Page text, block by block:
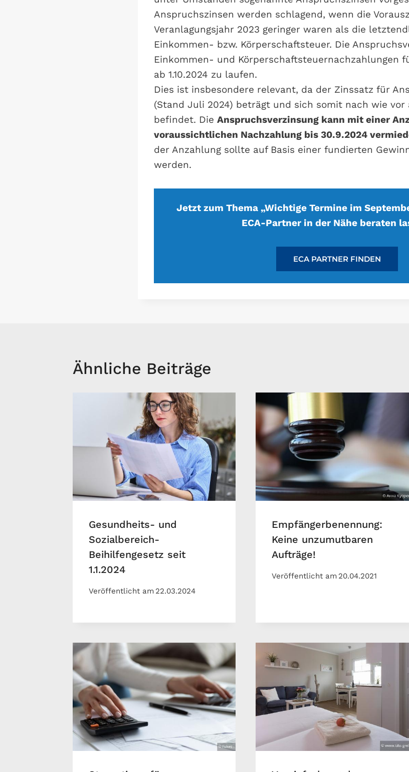
Anspruchszinsen werden schlagend, wenn die
Veranlagungsjahr 2023 geringer waren als die
Einkommen- bzw. Körperschaftsteuer. Die
Einkommen- und Körperschaftsteuernachzahlungen
ab 1.10.2024 zu laufen.
Dies ist insbesondere relevant, da der Zinssatz für
(Stand Juli 2024) beträgt und sich somit nach wie vor
befindet. Die Anspruchsverzinsung kann mit einer
voraussichtlichen Nachzahlung bis 30.9.2024
der Anzahlung sollte auf Basis einer fundierten
werden.
Jetzt zum Thema „Wichtige Termine im
ECA-Partner in der Nähe beraten
ECA PARTNER FINDEN
Ähnliche Beiträge
Gesundheits- und
Sozialbereich-
Beihilfengesetz seit
1.1.2024
Veröffentlicht am 22.03.2024
Empfängerbenennung:
Keine unzumutbaren
Aufträge!
Veröffentlicht am 20.04.2021